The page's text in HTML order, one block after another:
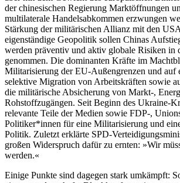
der chinesischen Regierung Marktöffnungen
multilaterale Handelsabkommen erzwungen
Stärkung der militärischen Allianz mit den
eigenständige Geopolitik sollen Chinas
werden präventiv und aktiv globale Risiken in
genommen. Die dominanten Kräfte im
Militarisierung der EU-Außengrenzen und auf
selektive Migration von Arbeitskräften sowie
die militärische Absicherung von Markt-,
Rohstoffzugängen. Seit Beginn des Ukraine-
relevante Teile der Medien sowie FDP-,
Politiker*innen für eine Militarisierung und
Politik. Zuletzt erklärte SPD-
großen Widerspruch dafür zu ernten: »Wir
werden.«
Einige Punkte sind dagegen stark umkämpft: